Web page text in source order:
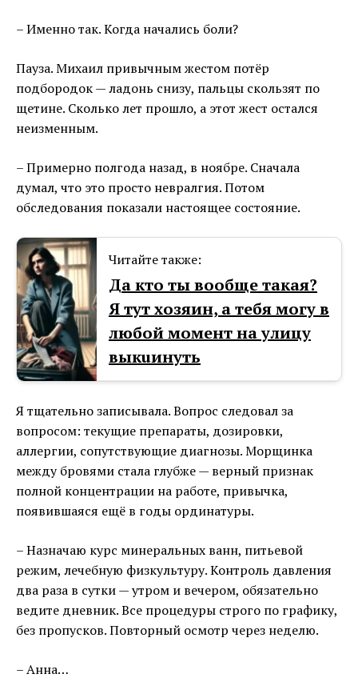
– Именно так. Когда начались боли?
Пауза. Михаил привычным жестом потёр
подбородок — ладонь снизу, пальцы скользят по
щетине. Сколько лет прошло, а этот жест остался
неизменным.
– Примерно полгода назад, в ноябре. Сначала
думал, что это просто невралгия. Потом
обследования показали настоящее состояние.
Читайте также:
Да кто ты вообще такая?
Я тут хозяин, а тебя могу в
любой момент на улицу
выкuинуть
Я тщательно записывала. Вопрос следовал за
вопросом: текущие препараты, дозировки,
аллергии, сопутствующие диагнозы. Морщинка
между бровями стала глубже — верный признак
полной концентрации на работе, привычка,
появившаяся ещё в годы ординатуры.
– Назначаю курс минеральных ванн, питьевой
режим, лечебную физкультуру. Контроль давления
два раза в сутки — утром и вечером, обязательно
ведите дневник. Все процедуры строго по графику,
без пропусков. Повторный осмотр через неделю.
– Анна…